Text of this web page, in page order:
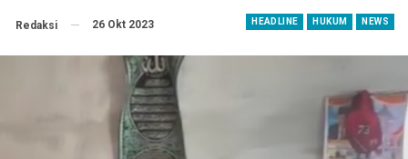
HEADLINE HUKUM NEWS
Redaksi 26 Okt 2023